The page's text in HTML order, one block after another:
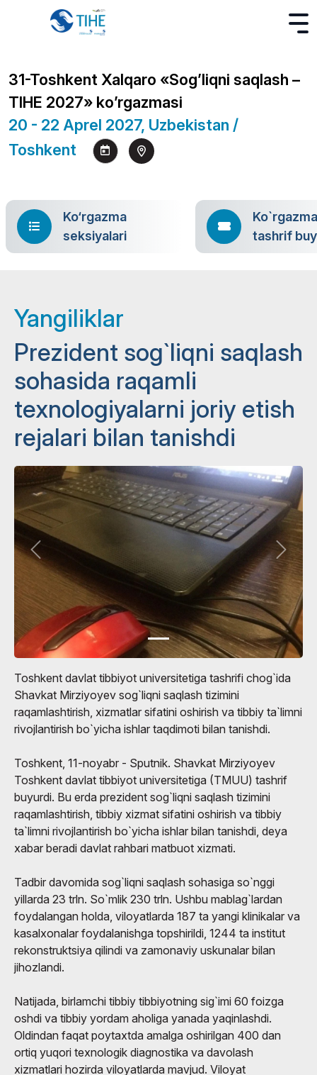
31-Toshkent Xalqaro «Sog’liqni saqlash –
TIHE 2027» ko’rgazmasi
20 - 22 Aprel 2027, Uzbekistan /
Toshkent
Ko‘rgazma
seksiyalari
tashrif
Yangiliklar
Prezident sog`liqni saqlash
sohasida raqamli
texnologiyalarni joriy etish
rejalari bilan tanishdi
Toshkent davlat tibbiyot universitetiga tashrifi chog`ida
Shavkat Mirziyoyev sog`liqni saqlash tizimini
raqamlashtirish, xizmatlar sifatini oshirish va tibbiy ta`limni
rivojlantirish bo`yicha ishlar taqdimoti bilan tanishdi.
Toshkent, 11-noyabr - Sputnik. Shavkat Mirziyoyev
Toshkent davlat tibbiyot universitetiga (TMUU) tashrif
buyurdi. Bu erda prezident sog`liqni saqlash tizimini
raqamlashtirish, tibbiy xizmat sifatini oshirish va tibbiy
ta`limni rivojlantirish bo`yicha ishlar bilan tanishdi, deya
xabar beradi davlat rahbari matbuot xizmati.
Tadbir davomida sog`liqni saqlash sohasiga so`nggi
yillarda 23 trln. So`mlik 230 trln. Ushbu mablag`lardan
foydalangan holda, viloyatlarda 187 ta yangi klinikalar va
kasalxonalar foydalanishga topshirildi, 1244 ta institut
rekonstruktsiya qilindi va zamonaviy uskunalar bilan
jihozlandi.
Natijada, birlamchi tibbiy tibbiyotning sig`imi 60 foizga
oshdi va tibbiy yordam aholiga yanada yaqinlashdi.
Oldindan faqat poytaxtda amalga oshirilgan 400 dan
ortiq yuqori texnologik diagnostika va davolash
xizmatlari hozirda viloyatlarda mavjud. Viloyat